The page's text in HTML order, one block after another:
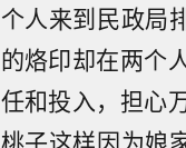
个人来到民政局
的烙印却在两个
任和投入，担心